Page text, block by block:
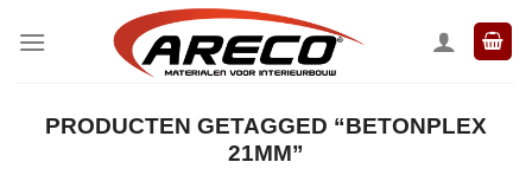
naar
PRODUCTEN GETAGGED “BETONPLEX
21MM”